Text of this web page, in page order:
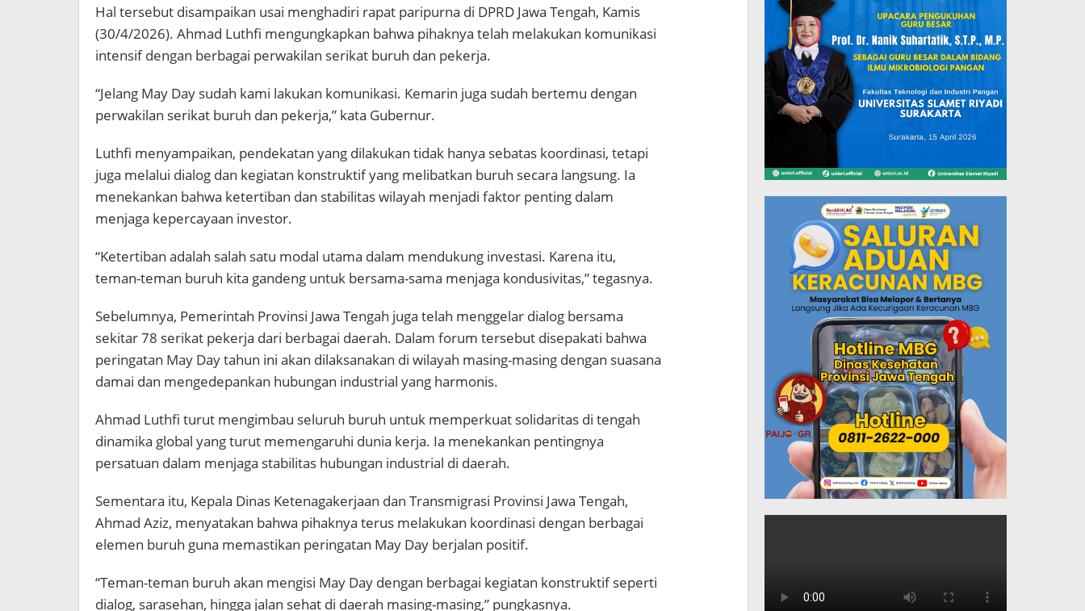
Hal tersebut disampaikan usai menghadiri rapat paripurna di DPRD Jawa Tengah, Kamis
(30/4/2026). Ahmad Luthfi mengungkapkan bahwa pihaknya telah melakukan komunikasi
intensif dengan berbagai perwakilan serikat buruh dan pekerja.
“Jelang May Day sudah kami lakukan komunikasi. Kemarin juga sudah bertemu dengan
perwakilan serikat buruh dan pekerja,” kata Gubernur.
Luthfi menyampaikan, pendekatan yang dilakukan tidak hanya sebatas koordinasi, tetapi
juga melalui dialog dan kegiatan konstruktif yang melibatkan buruh secara langsung. Ia
menekankan bahwa ketertiban dan stabilitas wilayah menjadi faktor penting dalam
menjaga kepercayaan investor.
“Ketertiban adalah salah satu modal utama dalam mendukung investasi. Karena itu,
teman-teman buruh kita gandeng untuk bersama-sama menjaga kondusivitas,” tegasnya.
Sebelumnya, Pemerintah Provinsi Jawa Tengah juga telah menggelar dialog bersama
sekitar 78 serikat pekerja dari berbagai daerah. Dalam forum tersebut disepakati bahwa
peringatan May Day tahun ini akan dilaksanakan di wilayah masing-masing dengan suasana
damai dan mengedepankan hubungan industrial yang harmonis.
Ahmad Luthfi turut mengimbau seluruh buruh untuk memperkuat solidaritas di tengah
dinamika global yang turut memengaruhi dunia kerja. Ia menekankan pentingnya
persatuan dalam menjaga stabilitas hubungan industrial di daerah.
Sementara itu, Kepala Dinas Ketenagakerjaan dan Transmigrasi Provinsi Jawa Tengah,
Ahmad Aziz, menyatakan bahwa pihaknya terus melakukan koordinasi dengan berbagai
elemen buruh guna memastikan peringatan May Day berjalan positif.
“Teman-teman buruh akan mengisi May Day dengan berbagai kegiatan konstruktif seperti
dialog, sarasehan, hingga jalan sehat di daerah masing-masing,” pungkasnya.